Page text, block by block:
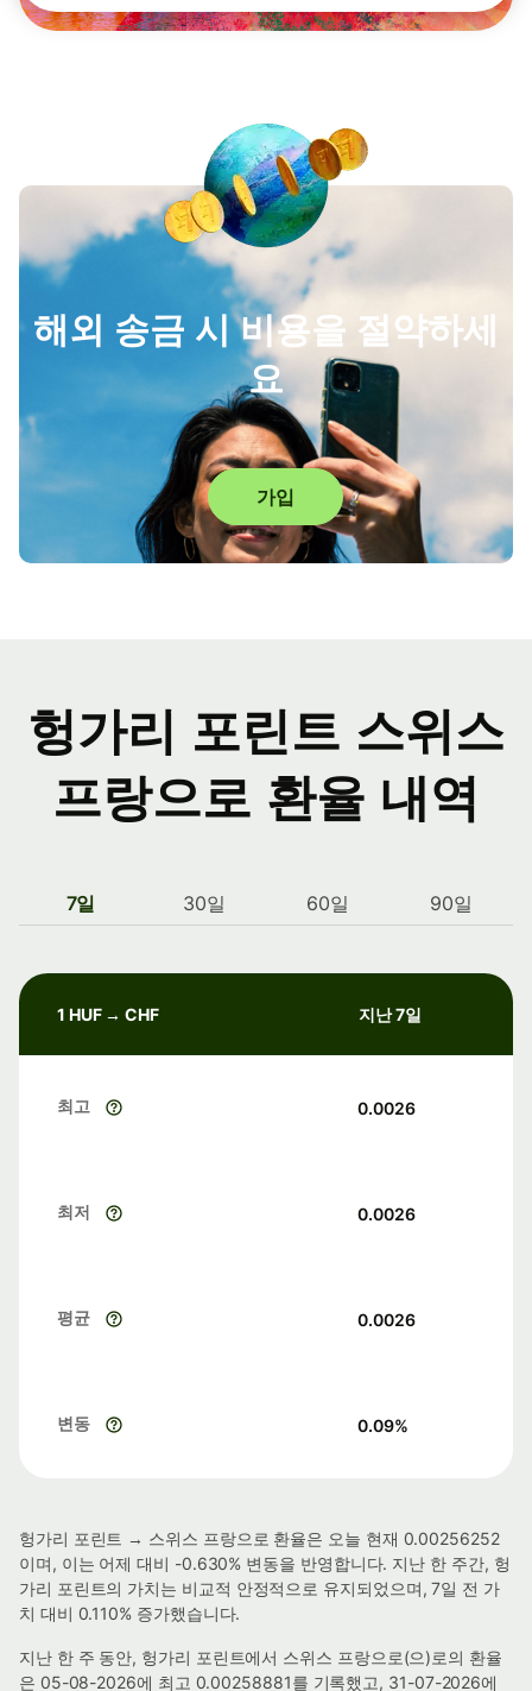
해외 송금 시 비용을 절약하세
요
가입
헝가리 포린트 스위스
프랑으로 환율 내역
7일 30일 60일 90일
1 HUF → CHF 지난 7일
최고 0.0026
최저 0.0026
평균 0.0026
변동 0.09%
헝가리 포린트 → 스위스 프랑으로 환율은 오늘 현재 0.00256252
이며, 이는 어제 대비 -0.630% 변동을 반영합니다. 지난 한 주간, 헝
가리 포린트의 가치는 비교적 안정적으로 유지되었으며, 7일 전 가
치 대비 0.110% 증가했습니다.
지난 한 주 동안, 헝가리 포린트에서 스위스 프랑으로(으)로의 환율
은 05-08-2026에 최고 0.00258881를 기록했고, 31-07-2026에